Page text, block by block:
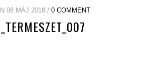
08 MÁJ 2018 / 0 COMMENT